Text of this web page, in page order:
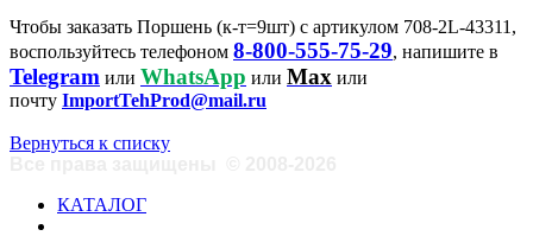
Чтобы заказать Поршень (к-т=9шт) с артикулом 708-2L-43311,
воспользуйтесь телефоном 8-800-555-75-29, напишите в
Telegram или WhatsApp или Max или
почту ImportTehProd@mail.ru
Вернуться к списку
КАТАЛОГ